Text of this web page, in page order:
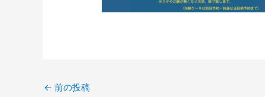
← 前の投稿